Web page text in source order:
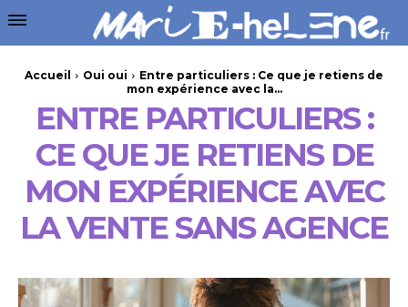
Accueil Oui oui
Entre particuliers : Ce que je retiens de
mon expérience avec la...
ENTRE PARTICULIERS :
CE QUE JE RETIENS DE
MON EXPÉRIENCE AVEC
LA VENTE SANS AGENCE